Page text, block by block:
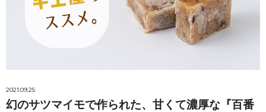
2021.09.25
幻のサツマイモで作られた、甘くて濃厚な『百番